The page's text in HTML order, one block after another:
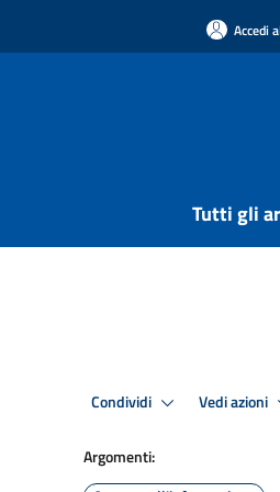
Accedi
Tutti gli
Condividi Vedi azioni
Argomenti: